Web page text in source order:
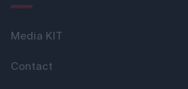
Media KIT
Contact